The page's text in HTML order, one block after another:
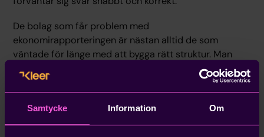
Samtycke Information Om
De bolag som får problem med
ekonomirapporteringen är nästan alltid de som
väntade för länge med att bygga rätt struktur. Man
tänkte att det var något man skulle lösa när det väl
blivit dags. Och så blev det dags mitt i due diligence.
Att ha ekonomin på plats är inte ett tecken på att du är
försiktig. Det är ett tecken på att du är redo att växa.